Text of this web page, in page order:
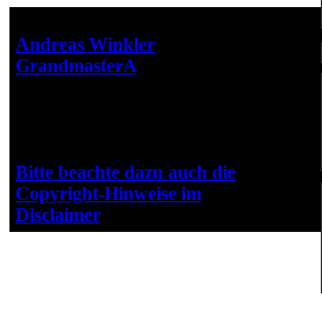
Andreas Winkler
GrandmasterA
Bitte beachte dazu auch die
Copyright-Hinweise im
Disclaimer